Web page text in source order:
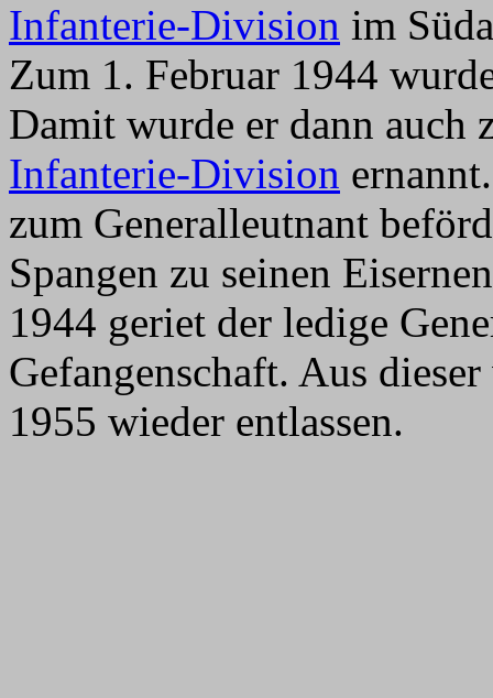
Infanterie-Division im
Zum 1. Februar 1944
Damit wurde er dann auch
Infanterie-Division
zum Generalleutnant
Spangen zu seinen
1944 geriet der ledige
Gefangenschaft. Aus
1955 wieder entlassen.